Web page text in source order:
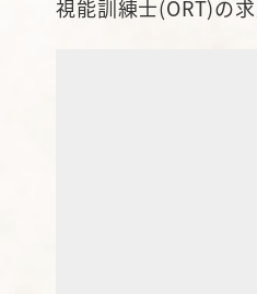
視能訓練士(ORT)の